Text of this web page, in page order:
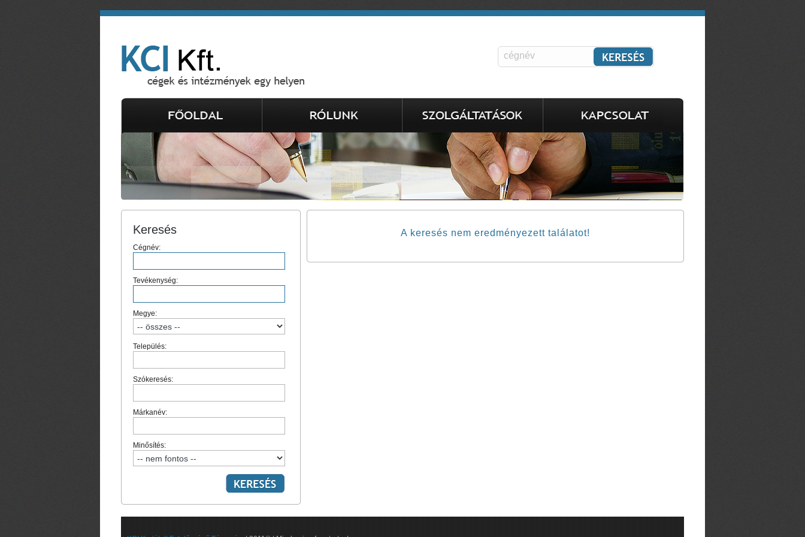
Keresés
Cégnév:
Tevékenység:
Megye:
Település:
Szókeresés:
Márkanév:
Minősítés:
A keresés nem eredményezett találatot!